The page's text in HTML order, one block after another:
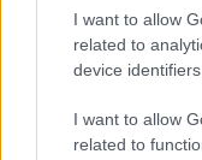
I want to allow
related to
device identifiers
I want to allow
related to
Cómo elegir
emergentes y